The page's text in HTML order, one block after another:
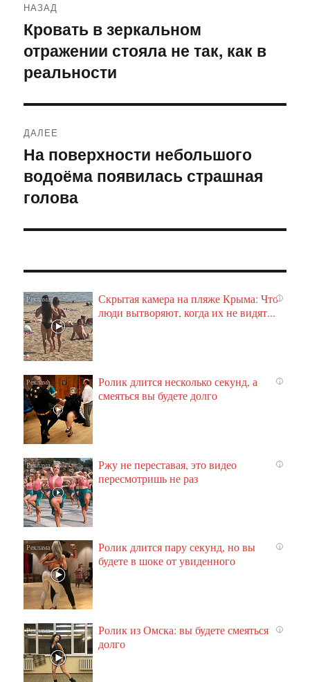
по
записям
НАЗАД
Предыдущая
запись:
Кровать в зеркальном
отражении стояла не так, как в
реальности
ДАЛЕЕ
Следующая
запись:
На поверхности небольшого
водоёма появилась страшная
голова
i
Скрытая камера на пляже Крыма: Что
люди вытворяют, когда их не видят...
i
Ролик длится несколько секунд, а
смеяться вы будете долго
i
Ржу не переставая, это видео
пересмотришь не раз
i
Ролик длится пару секунд, но вы
будете в шоке от увиденного
i
Ролик из Омска: вы будете смеяться
долго